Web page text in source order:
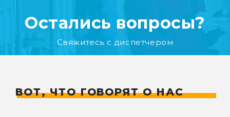
Остались вопросы?
Свяжитесь с диспетчером
ВОТ, ЧТО ГОВОРЯТ О НАС